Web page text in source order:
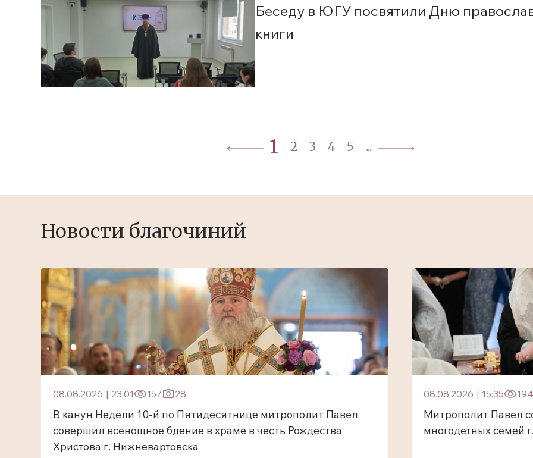
Беседу в ЮГУ посвятили Дню
книги
1 2 3 4 5 ...
Новости благочиний
08.08.2026 | 23:01 157 28
В канун Недели 10-й по Пятидесятнице митрополит Павел
совершил всенощное бдение в храме в честь Рождества
Христова г. Нижневартовска
08.08.2026 | 15:35 194
Митрополит Павел
многодетных семей